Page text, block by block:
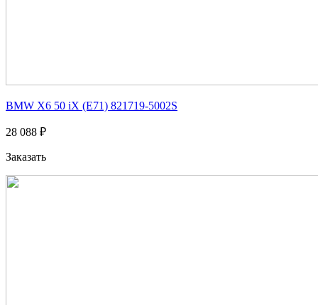
BMW X6 50 iX (E71) 821719-5002S
28 088 ₽
Заказать